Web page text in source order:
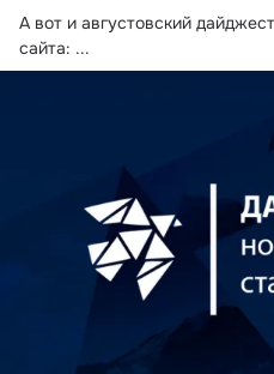
А вот и августовский
сайта: ...